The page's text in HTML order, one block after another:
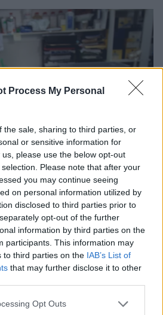
Process My Personal
the sale, sharing to third parties, or
or sensitive information for
please use the below opt-out
Please note that after your
you may continue seeing
on personal information utilized by
disclosed to third parties prior to
opt-out of the further
information by third parties on the
participants. This information may
to third parties on the IAB’s List of
that may further disclose it to other
app uses one or more Google
Opt Outs
η καρκινογόνος ουσία που